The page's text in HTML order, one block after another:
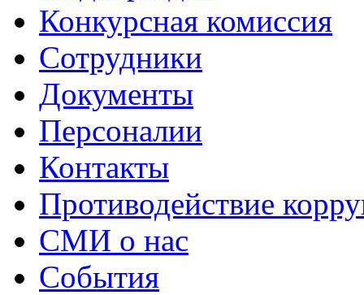
Конкурсная комиссия
Сотрудники
Документы
Персоналии
Контакты
Противодействие
СМИ о нас
События